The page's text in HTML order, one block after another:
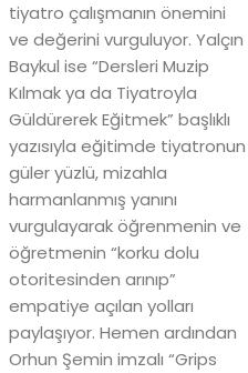
tiyatro çalışmanın önemini
ve değerini vurguluyor. Yalçın
Baykul ise “Dersleri Muzip
Kılmak ya da Tiyatroyla
Güldürerek Eğitmek” başlıklı
yazısıyla eğitimde tiyatronun
güler yüzlü, mizahla
harmanlanmış yanını
vurgulayarak öğrenmenin ve
öğretmenin “korku dolu
otoritesinden arınıp”
empatiye açılan yolları
paylaşıyor. Hemen ardından
Orhun Şemin imzalı “Grips